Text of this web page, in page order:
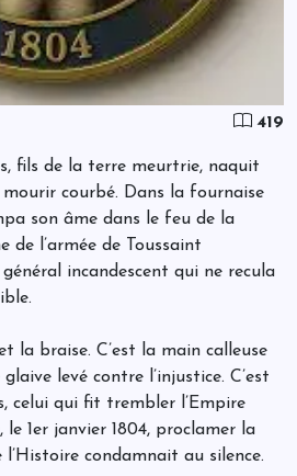
419
fils de la terre meurtrie, naquit
courbé. Dans la fournaise
son âme dans le feu de la
de l’armée de Toussaint
incandescent qui ne recula
la braise. C’est la main calleuse
levé contre l’injustice. C’est
celui qui fit trembler l’Empire
1er janvier 1804, proclamer la
l’Histoire condamnait au silence.